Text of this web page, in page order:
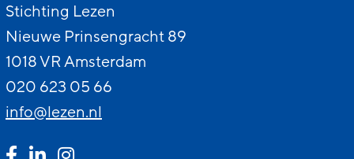
Stichting Lezen
Nieuwe Prinsengracht 89
1018 VR Amsterdam
020 623 05 66
info@lezen.nl